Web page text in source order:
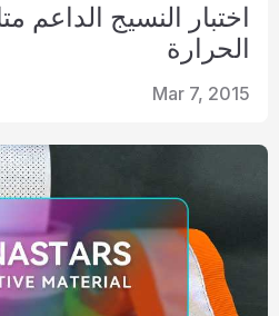
اختبار النسيج الداعم
الحرارة
Mar 7, 2015